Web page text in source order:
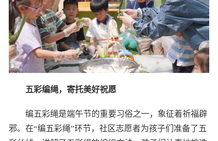
五彩编绳，寄托美好祝愿
编五彩绳是端午节的重要习俗之一，象征着祈福辟
邪。在“编五彩绳”环节，社区志愿者为孩子们准备了五